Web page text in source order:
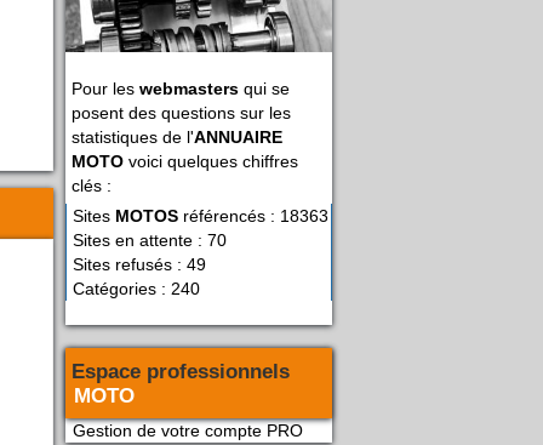
Pour les webmasters qui se
posent des questions sur les
statistiques de l'ANNUAIRE
MOTO voici quelques chiffres
clés :
Sites MOTOS référencés : 18363
Sites en attente : 70
Sites refusés : 49
Catégories : 240
Espace professionnels
MOTO
Gestion de votre compte PRO